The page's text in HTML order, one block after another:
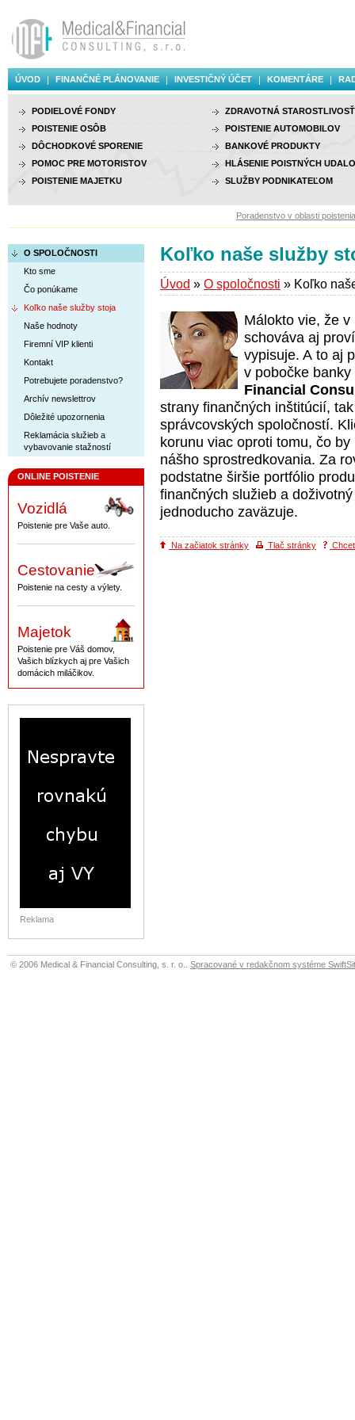
ÚVOD FINANČNÉ PLÁNOVANIE INVESTIČNÝ ÚČET KOMENTÁRE
PODIELOVÉ FONDY
POISTENIE OSÔB
DÔCHODKOVÉ SPORENIE
POMOC PRE MOTORISTOV
POISTENIE MAJETKU
ZDRAVOTNÁ STAROSTLIVOSŤ
POISTENIE AUTOMOBILOV
BANKOVÉ PRODUKTY
HLÁSENIE POISTNÝCH
SLUŽBY PODNIKATEĽOM
Poradenstvo v oblasti
O SPOLOČNOSTI
Kto sme
Čo ponúkame
Koľko naše služby stoja
Naše hodnoty
Firemní VIP klienti
Kontakt
Potrebujete poradenstvo?
Archív newslettrov
Dôležité upozornenia
Reklamácia služieb a
vybavovanie stažností
ONLINE POISTENIE
Vozidlá
Poistenie pre Vaše auto.
Cestovanie
Poistenie na cesty a výlety.
Majetok
Poistenie pre Váš domov,
Vašich blízkych aj pre Vašich
domácich miláčikov.
Reklama
Koľko naše služby
Úvod » O spoločnosti » Koľko
Málokto vie, že
schováva aj
vypisuje. A to aj
v pobočke
Financial
strany finančných inštitúcií,
správcovských spoločností.
korunu viac oproti tomu, čo
nášho sprostredkovania. Za
podstatne širšie portfólio
finančných služieb a
jednoducho zaväzuje.
Na začiatok stránky Tlač stránky
© 2006 Medical & Financial Consulting, s. r. o.. Spracované v redakčnom systéme